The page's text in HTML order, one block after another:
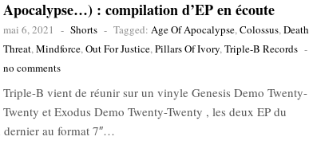
Apocalypse…) : compilation d’EP en écoute
mai 6, 2021 - Shorts - Tagged: Age Of Apocalypse,Colossus,Death
Threat,Mindforce,Out For Justice,Pillars Of Ivory,Triple-B Records -
no comments
Triple-B vient de réunir sur un vinyle Genesis Demo Twenty-
Twenty et Exodus Demo Twenty-Twenty , les deux EP du
dernier au format 7″…